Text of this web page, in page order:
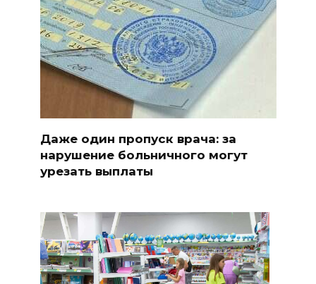
Даже один пропуск врача: за
нарушение больничного могут
урезать выплаты